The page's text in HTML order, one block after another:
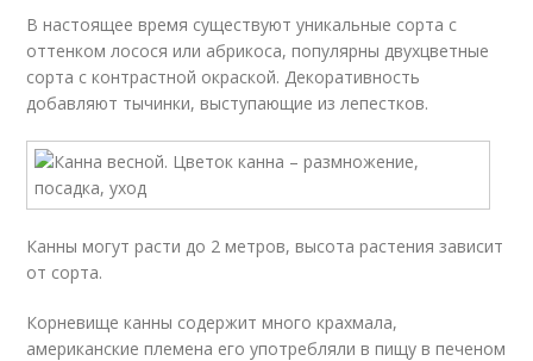
В настоящее время существуют уникальные сорта с
оттенком лосося или абрикоса, популярны двухцветные
сорта с контрастной окраской. Декоративность
добавляют тычинки, выступающие из лепестков.
Канны могут расти до 2 метров, высота растения зависит
от сорта.
Корневище канны содержит много крахмала,
американские племена его употребляли в пищу в печеном